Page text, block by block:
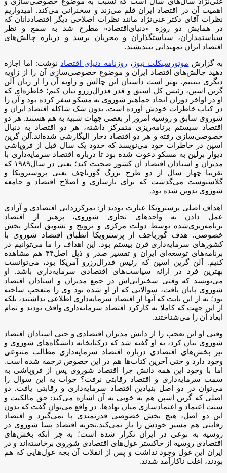
اهمیت آن در اقتصاد ایران قلم می‌زند و سخنرانی می‌کند. امیدواریم
نظرات آقای دکتر غنی‌نژاد مانند نظرات اصلاحی دیگر اقتصاددانان که
در همایش دو روزه «دنیای‌اقتصاد» مطرح شد به سمع و نظر
سیاستمداران، سیاستگذاران و مجریان برسد و درباره چالش‌های
اقتصاد ایران تمهیداتی بیندیشند.
به گزارش موتورسیکلت نیوز ،روزنامه دنیای اقتصاد نوشت: اما اجازه
دهید چالش‌های اقتصاد ایران و موضوع خصوصی‌سازی آن را از زاویه
دیگری ببینیم. بهتر است داستان این چالش و زاویه آن را از زبان آلن
گرین اسپن، رئیس کل اسبق و قدر فدرال‌رزرو بیان کنم؛ خاطره‌ای که
او در اواخر دوران اتحاد جماهیر شوروی به مسکو سفر کرده بود و آن را
در کتاب خاطرات خودش آورده است. بدون شک شاکله اقتصاد ایران و
شوروی سابق و روسیه امروز از بعضی جهات شبیه به هم هستند. هر دو
اقتصاد سیستم برنامه‌ریزی متمرکز داشته‌، هر دو اقتصاد به دنبال
خصوصی‌سازی رفته‌ و هر دو اقتصاد دچار الیگارشی شده‌اند.آلن گرین
اسپن در خاطرات خود می‌نویسد که حدود یک سال قبل از فروپاشی
دیوار برلین به مسکو دعوت شده بود تا درباره اقتصاد سرمایه‌داری با
مدیران و استادان اقتصاد آن کشور صحبت کند؛ یعنی در سال۱۹۸۹ که
تقریبا چهار سال از دو طرح بزرگ گورباچف یعنی پروسترویکا و
گلاسنوست می‌گذشت که برای بازسازی و اصلاح اقتصاد و جامعه
شوروی تدوین شده بود.
اهداف اصلی پرسترویکا عبارت بودند از: تمرکززدایی اقتصادی و آزادی
عمل دادن به واحدهای تجاری شوروی، پرهیز از اقتصاد
برنامه‌ریزی‌شده توسط دولت مرکزی و ترویج و تشویق ابتکار بخش
خصوصی. هدف گورباچف از پرسترویکا انطباق اقتصاد شوروی با
کشورهای سرمایه‌داری قرن بیستم بود. این اهداف را ما می‌توانیم در
برنامه‌های توسعه‌ای ایران و تفسیر صدر و ذیل اصل۴۴ هم مشاهده
کنیم. آلن گرین اسپن که رئیس فدرال‌رزرو آمریکا بود، می‌توانست
بهترین فرد در ارائه سیاست‌های اقتصادی سرمایه‌داری باشد. او
می‌نویسد که وقتی سخنرانی‌اش در جمع مدیران و استادان اقتصاد
شوروی پایان یافت، سوالاتی که از او شده بود وی را متعجب ساخته
بود؛ نه از این بابت که آنها از اقتصاد سرمایه‌داری اطلاعی نداشتند، بلکه
از این جهت که کاملا به کارکرد اقتصاد سرمایه‌داری واقف بودند و تمام
ابعاد آن را می‌شناختند.
وقتی او این تعجب را از دانش مدیران اقتصادی و حتی استادان اقتصاد
شوروی بیان کرد، به او گفته شد که درکتابخانه دانشگاه‌های شوروی و
نیز بخش‌های اقتصادی درباره اقتصاد سرمایه‌داری مطالب متنوعی
وجود دارد و حتی آخرین کتاب‌ها هم در این خصوص ترجمه شده است.
اما با وجود این همه دانش چرا اقتصاد شوروی پس از فروپاشی به
سمت سرمایه‌داری و اقتصاد رقابتی نرفت؟ جواب به این سوال را
می‌توان در دو اصل بنیادین اقتصاد سرمایه‌داری و رقابتی یافت. دو
اصلی که گرین اسپن هم به خوبی به آن اشاره می‌کند: حق مالکیت و
سنت اعتماد و اعتماد‌سازی میان نهادها. در واقع می‌توان گفت که بدون
این دو اصل، هیچ بخش خصوصی قدرتمندی پا نمی‌گیرد و اقتصاد
رقابتی هم مسیر خودش را باز نمی‌کند.تجربه اقتصاد پسا شوروی در
روسیه به نوعی در ایران تکرار شده است؛ به جز آنکه بخش‌های
اقتصادی روسیه از خاکستر غول‌های اقتصادی شوروی برخاسته‌اند و در
ایران این غول وجود نداشت و پس از انقلاب آن بچه غول‌هایی که هم
بودند، اغلب ناکارآمد شدند.